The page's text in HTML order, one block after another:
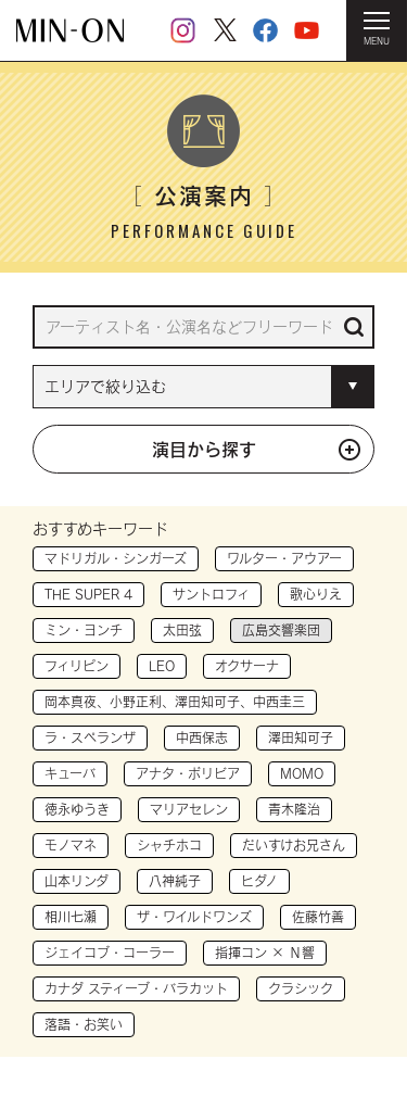
MENU
HOME ＞ 公演案内
［公演案内］
PERFORMANCE GUIDE
演目から探す
おすすめキーワード
マドリガル・シンガーズ ワルター・アウアー
THE SUPER 4 サントロフィ 歌心りえ
ミン・ヨンチ 太田弦 広島交響楽団
フィリピン LEO オクサーナ
岡本真夜、小野正利、澤田知可子、中西圭三
ラ・スペランザ 中西保志 澤田知可子
キューバ アナタ・ボリビア MOMO
徳永ゆうき マリアセレン 青木隆治
モノマネ シャチホコ だいすけお兄さん
山本リンダ 八神純子 ヒダノ
相川七瀬 ザ・ワイルドワンズ 佐藤竹善
ジェイコブ・コーラー 指揮コン × Ｎ響
カナダ スティーブ・バラカット クラシック
落語・お笑い